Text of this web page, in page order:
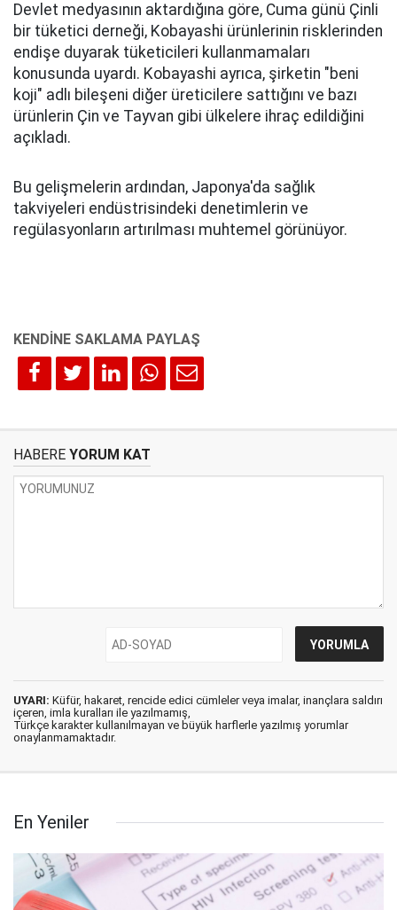
Devlet medyasının aktardığına göre, Cuma günü Çinli
bir tüketici derneği, Kobayashi ürünlerinin risklerinden
endişe duyarak tüketicileri kullanmamaları
konusunda uyardı. Kobayashi ayrıca, şirketin "beni
koji" adlı bileşeni diğer üreticilere sattığını ve bazı
ürünlerin Çin ve Tayvan gibi ülkelere ihraç edildiğini
açıkladı.
Bu gelişmelerin ardından, Japonya'da sağlık
takviyeleri endüstrisindeki denetimlerin ve
regülasyonların artırılması muhtemel görünüyor.
HABERE YORUM KAT
UYARI: Küfür, hakaret, rencide edici cümleler veya imalar, inançlara saldırı
içeren, imla kuralları ile yazılmamış,
Türkçe karakter kullanılmayan ve büyük harflerle yazılmış yorumlar
onaylanmamaktadır.
En Yeniler